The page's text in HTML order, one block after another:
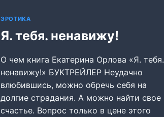
ЭРОТИКА
Я. тебя. ненавижу!
О чем книга Екатерина Орлова «Я. тебя.
ненавижу!» БУКТРЕЙЛЕР Неудачно
влюбившись, можно обречь себя на
долгие страдания. А можно найти свое
счастье. Вопрос только в цене этого